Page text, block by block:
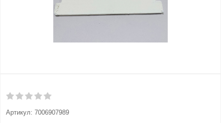
Артикул: 7006907989